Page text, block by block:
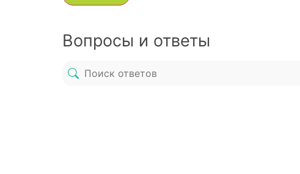
Вопросы и ответы